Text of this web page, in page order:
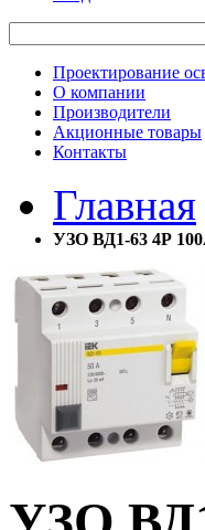
Проектирование
О компании
Производители
Акционные товары
Контакты
Главная
УЗО ВД1-63 4Р